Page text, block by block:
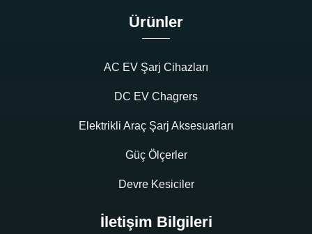
Ürünler
AC EV Şarj Cihazları
DC EV Chagrers
Elektrikli Araç Şarj Aksesuarları
Güç Ölçerler
Devre Kesiciler
İletişim Bilgileri